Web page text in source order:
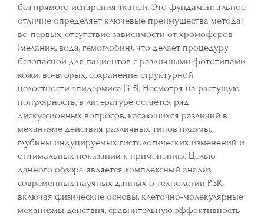
без прямого испарения тканей. Это фундаментальное
отличие определяет ключевые преимущества метода:
во-первых, отсутствие зависимости от хромофоров
(меланин, вода, гемоглобин), что делает процедуру
безопасной для пациентов с различными фототипами
кожи, во-вторых, сохранение структурной
целостности эпидермиса [3-5]. Несмотря на растущую
популярность, в литературе остается ряд
дискуссионных вопросов, касающихся различий в
механизме действия различных типов плазмы,
глубины индуцируемых гистологических изменений и
оптимальных показаний к применению. Целью
данного обзора является комплексный анализ
современных научных данных о технологии PSR,
включая физические основы, клеточно-молекулярные
механизмы действия, сравнительную эффективность